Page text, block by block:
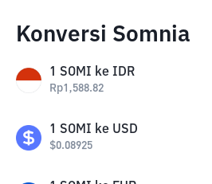
Konversi Somnia
1 SOMI ke IDR
Rp1,588.82
1 SOMI ke USD
$0.08925